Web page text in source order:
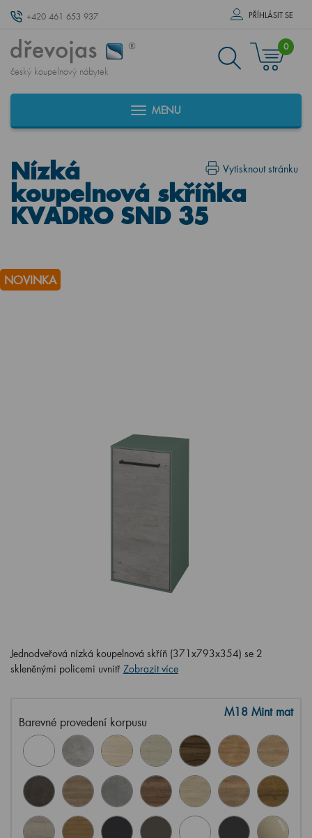
+420 461 653 937 PŘÍHLÁSIT SE
český koupelnový nábytek
0
MENU
Vytisknout stránku
Nízká
koupelnová skříňka
KVADRO SND 35
NOVINKA
Jednodveřová nízká koupelnová skříň (371x793x354) se 2
skleněnými policemi uvnitř Zobrazit více
Barevné provedení korpusu
M18 Mint mat